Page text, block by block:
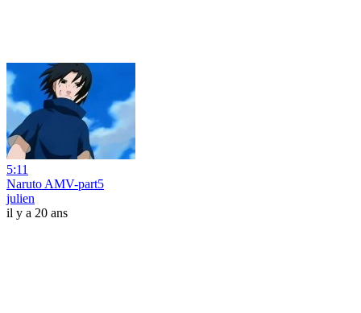
5:11
Naruto AMV-part5
julien
il y a 20 ans